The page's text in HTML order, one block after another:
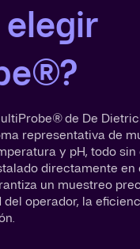
de De
representativa de
y pH, todo
directamente
un muestreo
operador, la